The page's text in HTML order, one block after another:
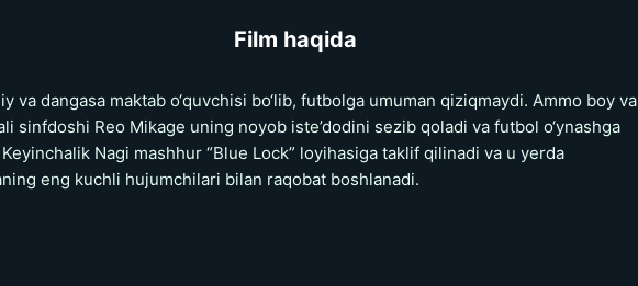
Film haqida
va dangasa maktab o‘quvchisi bo‘lib, futbolga umuman qiziqmaydi. Ammo boy va
sinfdoshi Reo Mikage uning noyob iste’dodini sezib qoladi va futbol o‘ynashga
Nagi mashhur “Blue Lock” loyihasiga taklif qilinadi va u yerda
eng kuchli hujumchilari bilan raqobat boshlanadi.